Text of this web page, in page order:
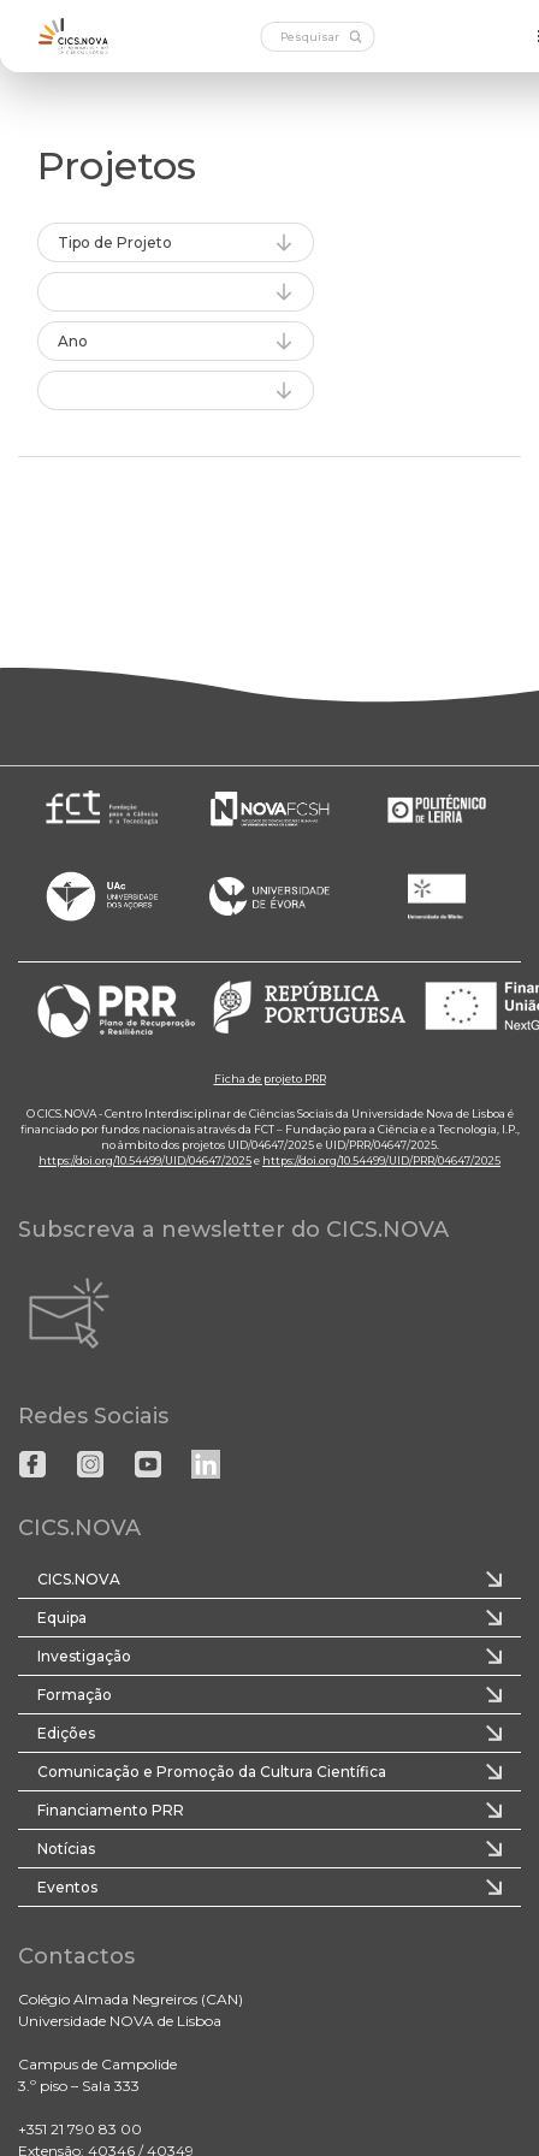
Projetos
Tipo de Projeto
Ano
Ficha de projeto PRR
O CICS.NOVA - Centro Interdisciplinar de Ciências Sociais da Universidade Nova de Lisboa é
financiado por fundos nacionais através da FCT – Fundação para a Ciência e a Tecnologia, I.P.,
no âmbito dos projetos UID/04647/2025 e UID/PRR/04647/2025.
https://doi.org/10.54499/UID/04647/2025e https://doi.org/10.54499/UID/PRR/04647/2025
Subscreva a newsletter do CICS.NOVA
Redes Sociais
CICS.NOVA
CICS.NOVA
Equipa
Investigação
Formação
Edições
Comunicação e Promoção da Cultura Científica
Financiamento PRR
Notícias
Eventos
Contactos
Colégio Almada Negreiros (CAN)
Universidade NOVA de Lisboa
Campus de Campolide
3.º piso – Sala 333
+351 21 790 83 00
Extensão: 40346 / 40349